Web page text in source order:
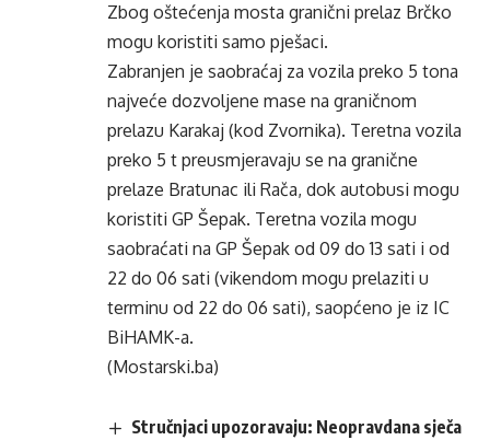
Zbog oštećenja mosta granični prelaz Brčko
mogu koristiti samo pješaci.
Zabranjen je saobraćaj za vozila preko 5 tona
najveće dozvoljene mase na graničnom
prelazu Karakaj (kod Zvornika). Teretna vozila
preko 5 t preusmjeravaju se na granične
prelaze Bratunac ili Rača, dok autobusi mogu
koristiti GP Šepak. Teretna vozila mogu
saobraćati na GP Šepak od 09 do 13 sati i od
22 do 06 sati (vikendom mogu prelaziti u
terminu od 22 do 06 sati), saopćeno je iz IC
BiHAMK-a.
(Mostarski.ba)
Stručnjaci upozoravaju: Neopravdana sječa